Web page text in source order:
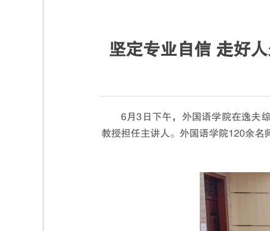
坚定专业自信 走好
6月3日下午，外国语学院在逸
教授担任主讲人。外国语学院120余名